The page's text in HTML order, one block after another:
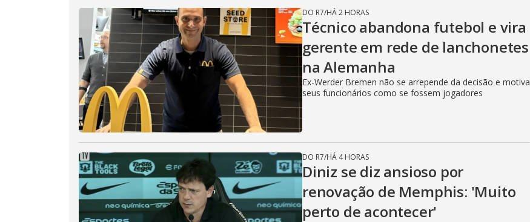
DO R7/HÁ 2 HORAS
Técnico abandona futebol e vira
gerente em rede de lanchonetes
na Alemanha
Ex-Werder Bremen não se arrepende da decisão e motiva
seus funcionários como se fossem jogadores
DO R7/HÁ 4 HORAS
Diniz se diz ansioso por
renovação de Memphis: 'Muito
perto de acontecer'